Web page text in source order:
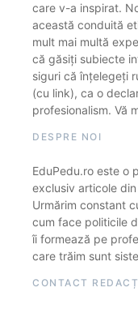
care v-a inspirat.
această conduită
mult mai multă
că găsiți subiecte
siguri că înțelegeți
(cu link), ca o
profesionalism. Vă
DESPRE NOI
EduPedu.ro este o
exclusiv articole
Urmărim constant
cum face politicile
îi formează pe
care trăim sunt
CONTACT